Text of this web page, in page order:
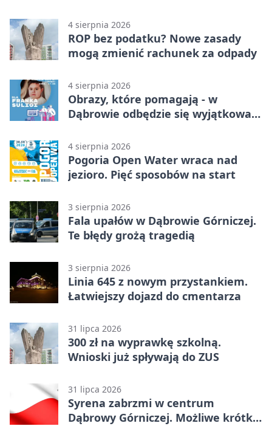
4 sierpnia 2026
ROP bez podatku? Nowe zasady
mogą zmienić rachunek za odpady
4 sierpnia 2026
Obrazy, które pomagają - w
Dąbrowie odbędzie się wyjątkowa
4 sierpnia 2026
Pogoria Open Water wraca nad
jezioro. Pięć sposobów na start
3 sierpnia 2026
Fala upałów w Dąbrowie Górniczej.
Te błędy grożą tragedią
3 sierpnia 2026
Linia 645 z nowym przystankiem.
Łatwiejszy dojazd do cmentarza
31 lipca 2026
300 zł na wyprawkę szkolną.
Wnioski już spływają do ZUS
31 lipca 2026
Syrena zabrzmi w centrum
Dąbrowy Górniczej. Możliwe krótkie